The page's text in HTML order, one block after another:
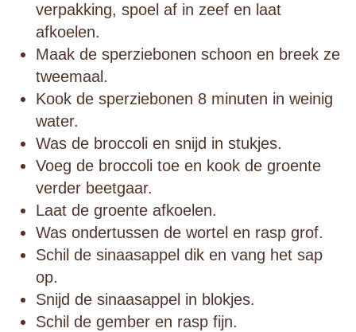
verpakking, spoel af in zeef en laat
afkoelen.
Maak de sperziebonen schoon en breek ze
tweemaal.
Kook de sperziebonen 8 minuten in weinig
water.
Was de broccoli en snijd in stukjes.
Voeg de broccoli toe en kook de groente
verder beetgaar.
Laat de groente afkoelen.
Was ondertussen de wortel en rasp grof.
Schil de sinaasappel dik en vang het sap
op.
Snijd de sinaasappel in blokjes.
Schil de gember en rasp fijn.